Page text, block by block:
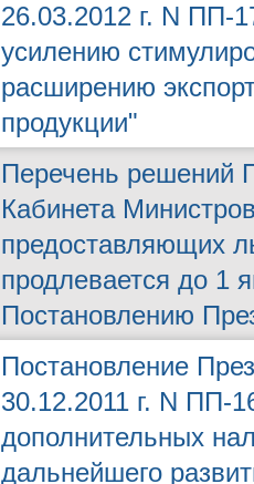
26.03.2012 г. N ПП-
усилению
расширению
продукции"
Перечень решений
Кабинета
предоставляющих
продлевается до 1
Постановлению
Постановление
30.12.2011 г. N ПП-
дополнительных
дальнейшего